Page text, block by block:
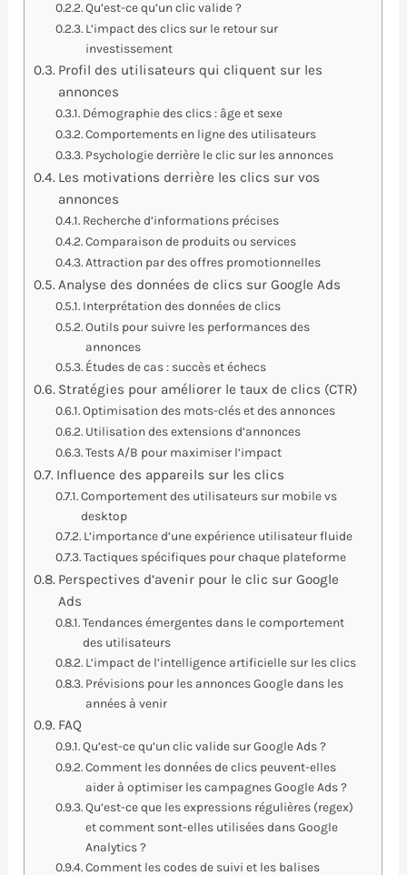
Qu’est-ce qu’un clic valide ?
L’impact des clics sur le retour sur
investissement
Profil des utilisateurs qui cliquent sur les
annonces
Démographie des clics : âge et sexe
Comportements en ligne des utilisateurs
Psychologie derrière le clic sur les annonces
Les motivations derrière les clics sur vos
annonces
Recherche d’informations précises
Comparaison de produits ou services
Attraction par des offres promotionnelles
Analyse des données de clics sur Google Ads
Interprétation des données de clics
Outils pour suivre les performances des
annonces
Études de cas : succès et échecs
Stratégies pour améliorer le taux de clics (CTR)
Optimisation des mots-clés et des annonces
Utilisation des extensions d’annonces
Tests A/B pour maximiser l’impact
Influence des appareils sur les clics
Comportement des utilisateurs sur mobile vs
desktop
L’importance d’une expérience utilisateur fluide
Tactiques spécifiques pour chaque plateforme
Perspectives d’avenir pour le clic sur Google
Ads
Tendances émergentes dans le comportement
des utilisateurs
L’impact de l’intelligence artificielle sur les clics
Prévisions pour les annonces Google dans les
années à venir
FAQ
Qu’est-ce qu’un clic valide sur Google Ads ?
Comment les données de clics peuvent-elles
aider à optimiser les campagnes Google Ads ?
Qu’est-ce que les expressions régulières (regex)
et comment sont-elles utilisées dans Google
Analytics ?
Comment les codes de suivi et les balises